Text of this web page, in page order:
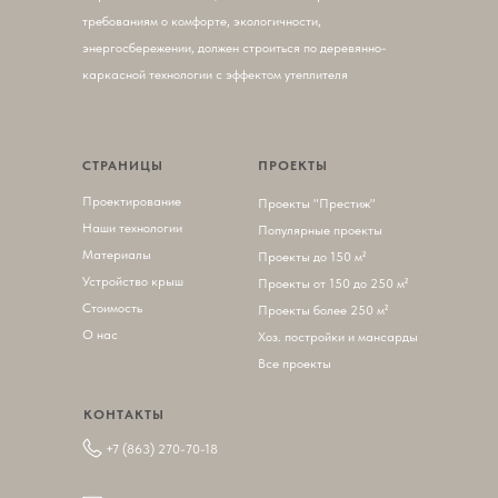
СТРАНИЦЫ
Проектирование
Наши технологии
Материалы
Устройство крыш
Стоимость
О нас
ПРОЕКТЫ
Проекты "Престиж"
Популярные проекты
Проекты до 150 м²
Проекты от 150 до 250 м²
Проекты более 250 м²
Хоз. постройки и мансарды
Все проекты
КОНТАКТЫ
+7 (863) 270-70-18
требованиям о комфорте, экологичности,
энергосбережении, должен строиться по деревянно-
каркасной технологии с эффектом утеплителя